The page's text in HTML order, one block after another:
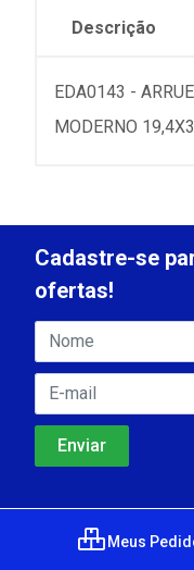
Descrição
EDA0143 -
MODERNO
Cadastre-se
ofertas!
Meus